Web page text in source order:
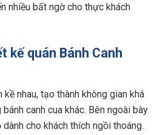
nhiều bất ngờ cho thực khách
kế quán Bánh Canh
nhau, tạo thành không gian khá
canh cua khác. Bên ngoài bày
cho khách thích ngồi thoáng.